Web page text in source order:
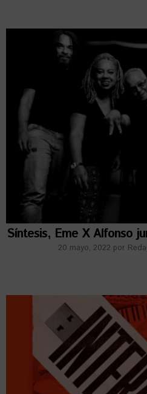
Síntesis, Eme X Alfonso
20 mayo, 2022 por